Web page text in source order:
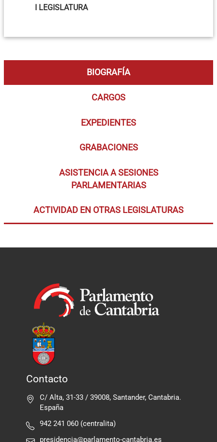
I LEGISLATURA
BIOGRAFÍA
CARGOS
EXPEDIENTES
GRABACIONES
ASISTENCIA A SESIONES
PARLAMENTARIAS
ACTIVIDAD EN OTRAS LEGISLATURAS
Contacto
C/ Alta, 31-33 / 39008, Santander, Cantabria.
España
942 241 060 (centralita)
presidencia@parlamento-cantabria.es